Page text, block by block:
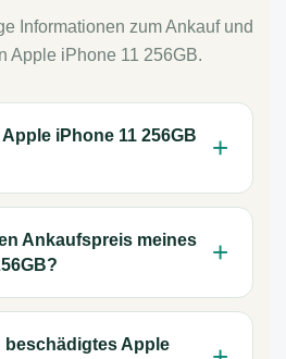
Informationen zum Ankauf und
Apple iPhone 11 256GB.
iPhone 11 256GB
Ankaufspreis meines
beschädigtes Apple